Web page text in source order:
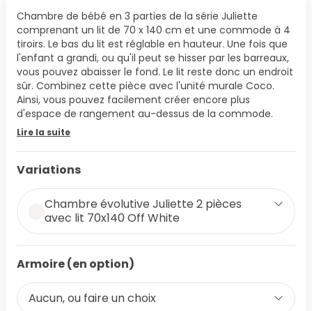
Chambre de bébé en 3 parties de la série Juliette
comprenant un lit de 70 x 140 cm et une commode à 4
tiroirs. Le bas du lit est réglable en hauteur. Une fois que
l'enfant a grandi, ou qu'il peut se hisser par les barreaux,
vous pouvez abaisser le fond. Le lit reste donc un endroit
sûr. Combinez cette pièce avec l'unité murale Coco.
Ainsi, vous pouvez facilement créer encore plus
d'espace de rangement au-dessus de la commode.
Lire la suite
Variations
Chambre évolutive Juliette 2 pièces
avec lit 70x140 Off White
Armoire (en option)
Aucun, ou faire un choix